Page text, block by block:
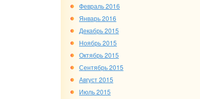
Февраль 2016
Январь 2016
Декабрь 2015
Ноябрь 2015
Октябрь 2015
Сентябрь 2015
Август 2015
Июль 2015